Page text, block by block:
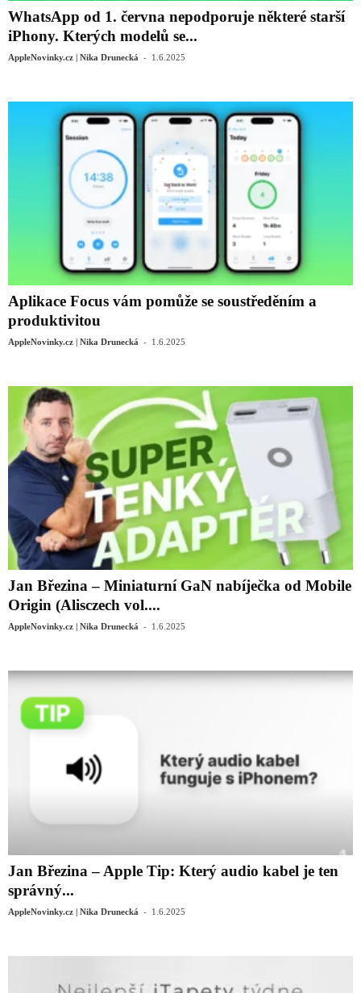
WhatsApp od 1. června nepodporuje některé starší
iPhony. Kterých modelů se...
AppleNovinky.cz | Nika Drunecká - 1.6.2025
Aplikace Focus vám pomůže se soustředěním a
produktivitou
AppleNovinky.cz | Nika Drunecká - 1.6.2025
Jan Březina – Miniaturní GaN nabíječka od Mobile
Origin (Alisczech vol....
AppleNovinky.cz | Nika Drunecká - 1.6.2025
Jan Březina – Apple Tip: Který audio kabel je ten
správný...
AppleNovinky.cz | Nika Drunecká - 1.6.2025